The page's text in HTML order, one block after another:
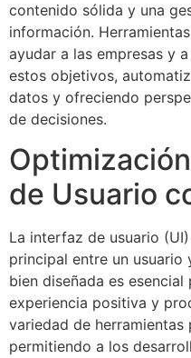
contenido sólida y una
información.
ayudar a las empresas y
estos objetivos,
datos y ofreciendo
de decisiones.
de Usuario
La interfaz de usuario
principal entre un usuario
bien diseñada es
experiencia positiva y
variedad de herramientas
permitiendo a los